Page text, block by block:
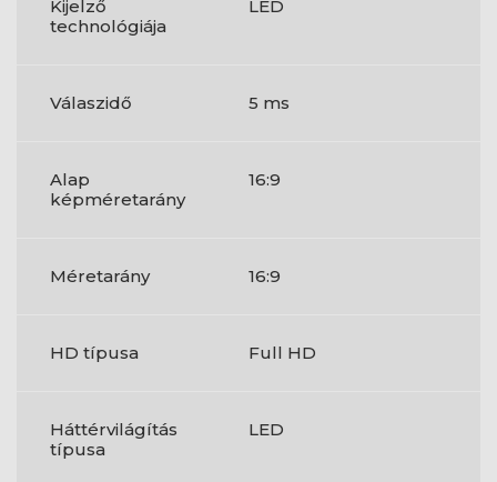
Kijelző
technológiája
LED
Válaszidő 5 ms
Alap
képméretarány
16:9
Méretarány 16:9
HD típusa Full HD
Háttérvilágítás
típusa
LED